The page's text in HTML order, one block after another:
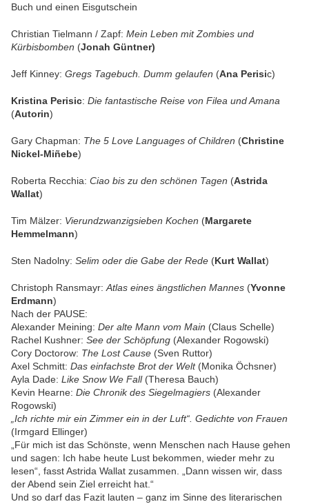
Buch und einen Eisgutschein
Christian Tielmann / Zapf: Mein Leben mit Zombies und
Kürbisbomben (Jonah Güntner)
Jeff Kinney: Gregs Tagebuch. Dumm gelaufen (Ana Perisic)
Kristina Perisic: Die fantastische Reise von Filea und Amana
(Autorin)
Gary Chapman: The 5 Love Languages of Children (Christine
Nickel-Miñebe)
Roberta Recchia: Ciao bis zu den schönen Tagen (Astrida
Wallat)
Tim Mälzer: Vierundzwanzigsieben Kochen (Margarete
Hemmelmann)
Sten Nadolny: Selim oder die Gabe der Rede (Kurt Wallat)
Christoph Ransmayr: Atlas eines ängstlichen Mannes (Yvonne
Erdmann)
Nach der PAUSE:
Alexander Meining: Der alte Mann vom Main (Claus Schelle)
Rachel Kushner: See der Schöpfung (Alexander Rogowski)
Cory Doctorow: The Lost Cause (Sven Ruttor)
Axel Schmitt: Das einfachste Brot der Welt(Monika Öchsner)
Ayla Dade: Like Snow We Fall(Theresa Bauch)
Kevin Hearne: Die Chronik des Siegelmagiers (Alexander
Rogowski)
„Ich richte mir ein Zimmer ein in der Luft“. Gedichte von Frauen
(Irmgard Ellinger)
„Für mich ist das Schönste, wenn Menschen nach Hause gehen
und sagen: Ich habe heute Lust bekommen, wieder mehr zu
lesen“, fasst Astrida Wallat zusammen. „Dann wissen wir, dass
der Abend sein Ziel erreicht hat.“
Und so darf das Fazit lauten – ganz im Sinne des literarischen